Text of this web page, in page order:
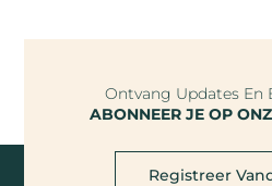
Ontvang Updates En
ABONNEER JE OP
Registreer